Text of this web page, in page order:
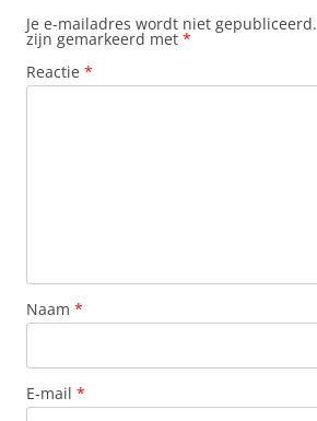
Je e-mailadres wordt niet gepubliceerd.
zijn gemarkeerd met *
Reactie *
Naam *
E-mail *